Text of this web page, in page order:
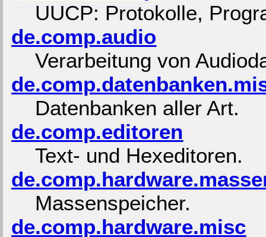
UUCP: Protokolle,
de.comp.audio
Verarbeitung von
Datenbanken aller Art.
de.comp.editoren
Text- und Hexeditoren.
Massenspeicher.
de.comp.hardware.misc